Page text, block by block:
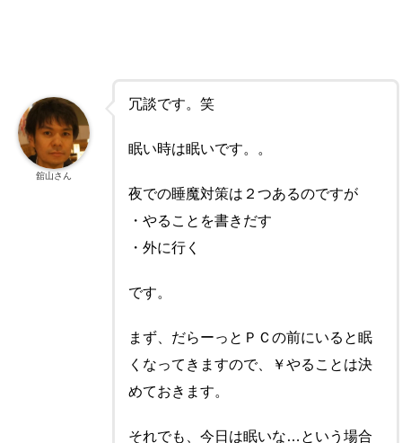
冗談です。笑
眠い時は眠いです。。
夜での睡魔対策は２つあるのですが
・やることを書きだす
・外に行く
です。
まず、だらーっとＰＣの前にいると眠
くなってきますので、￥やることは決
めておきます。
それでも、今日は眠いな…という場合
舘山さん